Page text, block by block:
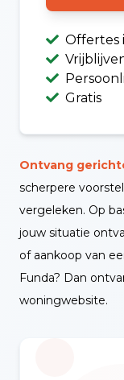
Offertes
Gratis
Ontvang
scherpere
vergeleken. Op
jouw situatie
of aankoop van
Funda? Dan
woningwebsite.